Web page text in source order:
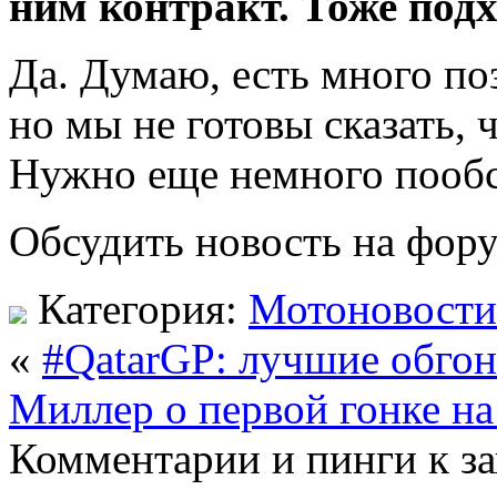
Да. Думаю, есть много
но мы не готовы сказать,
Нужно еще немного
Обсудить новость на
Категория: Мотоновости
« #QatarGP: лучшие
Миллер о первой гонке
Комментарии и пинги к